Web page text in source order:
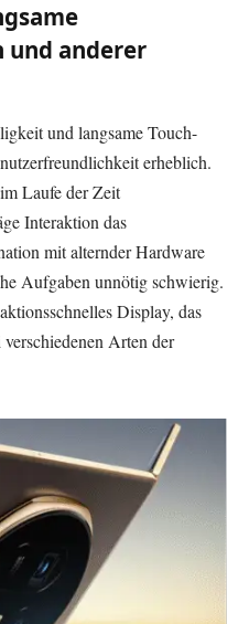
und anderer
und langsame Touch-
erheblich.
Laufe der Zeit
Interaktion das
mit alternder Hardware
Aufgaben unnötig schwierig.
Display, das
Arten der